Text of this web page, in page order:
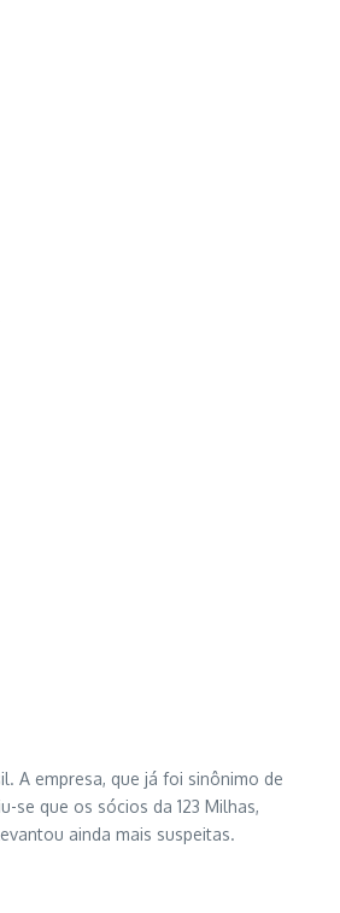
A empresa, que já foi sinônimo de
se que os sócios da 123 Milhas,
ainda mais suspeitas.